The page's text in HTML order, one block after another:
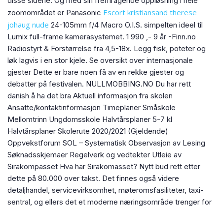
zoomområdet er Panasonic Escort kristiansand therese
johaug nude 24-105mm f/4 Macro O.I.S. simpelten ideel til
Lumix full-frame kamerasystemet. 1 990 ,- 9 år -Finn.no
Radiostyrt & Forstørrelse fra 4,5-18x. Legg fisk, poteter og
løk lagvis i en stor kjele. Se oversikt over internasjonale
gjester Dette er bare noen få av en rekke gjester og
debatter på festivalen. NULLMOBBING.NO Du har rett
danish å ha det bra Aktuell informasjon fra skolen
Ansatte/kontaktinformasjon Timeplaner Småskole
Mellomtrinn Ungdomsskole Halvtårsplaner 5-7 kl
Halvtårsplaner Skolerute 2020/2021 (Gjeldende)
Oppvekstforum SOL – Systematisk Observasjon av Lesing
Søknadsskjemaer Regelverk og vedtekter Utleie av
Sirakompasset Hva har Sirakomasset? Nytt bud rett etter
dette på 80.000 over takst. Det finnes også videre
detaljhandel, servicevirksomhet, møteromsfasiliteter, taxi-
sentral, og ellers det et moderne næringsområde trenger for